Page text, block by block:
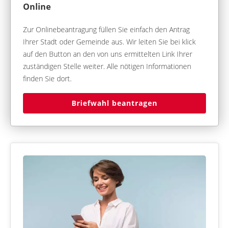
Online
Zur Onlinebeantragung füllen Sie einfach den Antrag
Ihrer Stadt oder Gemeinde aus. Wir leiten Sie bei klick
auf den Button an den von uns ermittelten Link Ihrer
zuständigen Stelle weiter. Alle nötigen Informationen
finden Sie dort.
Briefwahl beantragen